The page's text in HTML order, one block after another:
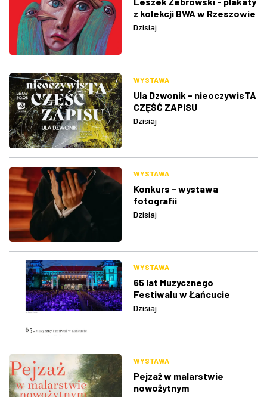
z kolekcji BWA w Rzeszowie
Dzisiaj
WYSTAWA
Ula Dzwonik - nieoczywisTA
CZĘŚĆ ZAPISU
Dzisiaj
WYSTAWA
Konkurs - wystawa
fotografii
Dzisiaj
WYSTAWA
65 lat Muzycznego
Festiwalu w Łańcucie
Dzisiaj
WYSTAWA
Pejzaż w malarstwie
nowożytnym